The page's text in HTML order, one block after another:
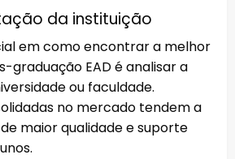
da instituição
em como encontrar a melhor
graduação EAD é analisar a
ou faculdade.
no mercado tendem a
maior qualidade e suporte